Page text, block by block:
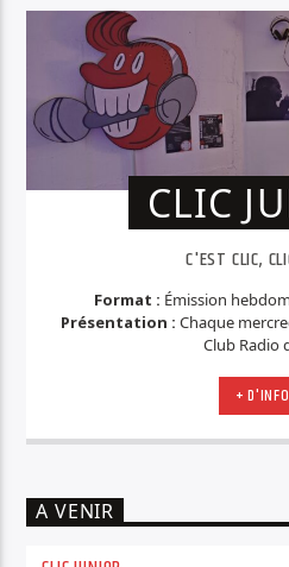
CLIC
C'EST CLIC,
Format : Émission
Présentation : Chaque
Club Radio
+
A VENIR